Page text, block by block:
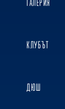
ГАЛЕРИЯ
КЛУБЪТ
ДЮШ